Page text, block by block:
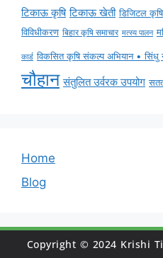
टिकाऊ कृषि टिकाऊ खेती डिजिटल कृषि
विविधीकरण बिहार कृषि समाचार मत्स्य पालन
कार्ड विकसित कृषि संकल्प अभियान • सिंधु
चौहान संतुलित उर्वरक उपयोग
Home
Blog
Copyright © 2024 Krishi